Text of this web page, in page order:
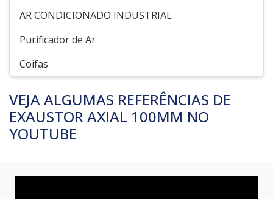
AR CONDICIONADO INDUSTRIAL
Purificador de Ar
Coifas
VEJA ALGUMAS REFERÊNCIAS DE
EXAUSTOR AXIAL 100MM NO
YOUTUBE